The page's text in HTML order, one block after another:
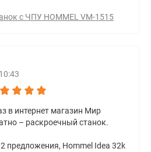
с ЧПУ HOMMEL VM-1515
в интернет магазин Мир
– раскроечный станок.
предложения, Hommel Idea 32k